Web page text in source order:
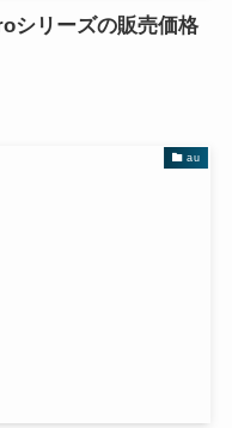
シリーズの販売価格
au